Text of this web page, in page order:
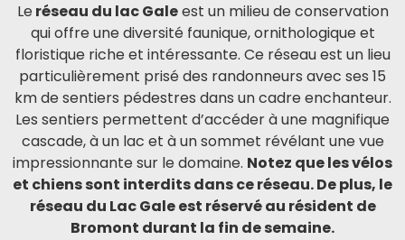
Le réseau du lac Galeest un milieu de conservation
qui offre une diversité faunique, ornithologique et
floristique riche et intéressante. Ce réseau est un lieu
particulièrement prisé des randonneurs avec ses 15
km de sentiers pédestres dans un cadre enchanteur.
Les sentiers permettent d’accéder à une magnifique
cascade, à un lac et à un sommet révélant une vue
impressionnante sur le domaine. Notez que les vélos
et chiens sont interdits dans ce réseau. De plus, le
réseau du Lac Gale est réservé au résident de
Bromont durant la fin de semaine.